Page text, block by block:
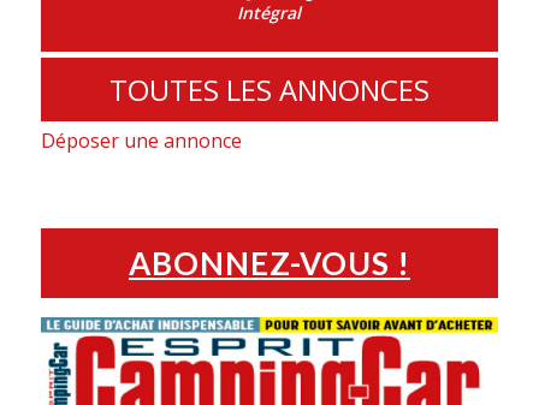
Intégral
TOUTES LES ANNONCES
Déposer une annonce
ABONNEZ-VOUS !